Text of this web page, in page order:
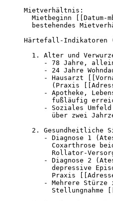
Mietverhältnis:
Mietbeginn [[Datum-
bestehendes
Härtefall-Indikatoren
1. Alter und
- 78 Jahre,
- 24 Jahre
- Hausarzt
(Praxis
- Apotheke,
fußläufig
- Soziales
über zwei
2. Gesundheitliche
- Diagnose 1
Coxarthrose
Rollator-
- Diagnose 2
depressive
Praxis
- Mehrere Stürze
Stellungnahme